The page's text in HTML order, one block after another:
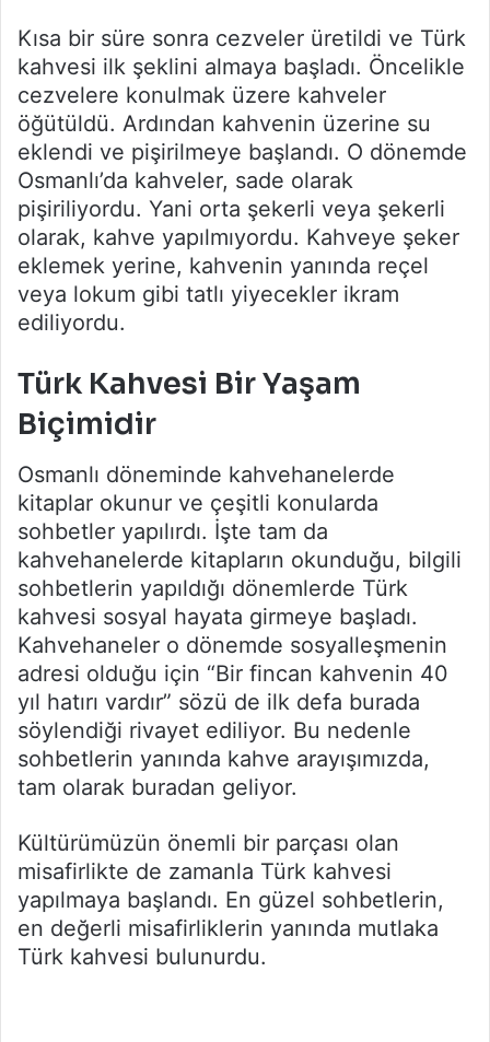
Kısa bir süre sonra cezveler üretildi ve Türk
kahvesi ilk şeklini almaya başladı. Öncelikle
cezvelere konulmak üzere kahveler
öğütüldü. Ardından kahvenin üzerine su
eklendi ve pişirilmeye başlandı. O dönemde
Osmanlı’da kahveler, sade olarak
pişiriliyordu. Yani orta şekerli veya şekerli
olarak, kahve yapılmıyordu. Kahveye şeker
eklemek yerine, kahvenin yanında reçel
veya lokum gibi tatlı yiyecekler ikram
ediliyordu.
Türk Kahvesi Bir Yaşam
Biçimidir
Osmanlı döneminde kahvehanelerde
kitaplar okunur ve çeşitli konularda
sohbetler yapılırdı. İşte tam da
kahvehanelerde kitapların okunduğu, bilgili
sohbetlerin yapıldığı dönemlerde Türk
kahvesi sosyal hayata girmeye başladı.
Kahvehaneler o dönemde sosyalleşmenin
adresi olduğu için “Bir fincan kahvenin 40
yıl hatırı vardır” sözü de ilk defa burada
söylendiği rivayet ediliyor. Bu nedenle
sohbetlerin yanında kahve arayışımızda,
tam olarak buradan geliyor.
Kültürümüzün önemli bir parçası olan
misafirlikte de zamanla Türk kahvesi
yapılmaya başlandı. En güzel sohbetlerin,
en değerli misafirliklerin yanında mutlaka
Türk kahvesi bulunurdu.